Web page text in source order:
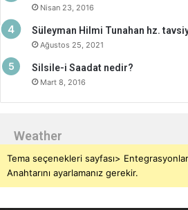
Nisan 23, 2016
Süleyman Hilmi Tunahan hz.
Ağustos 25, 2021
Silsile-i Saadat nedir?
Mart 8, 2016
Weather
Tema seçenekleri sayfası>
Anahtarını ayarlamanız gerekir.